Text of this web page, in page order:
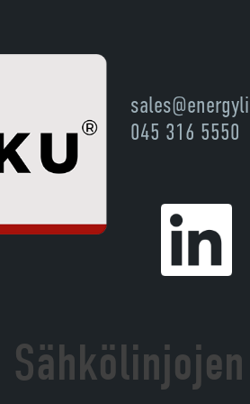
045 316 5550